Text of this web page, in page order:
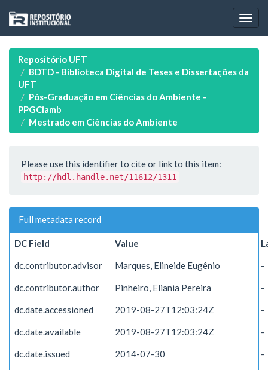
navigation
Repositório UFT
BDTD - Biblioteca Digital de Teses e Dissertações da
UFT
Pós-Graduação em Ciências do Ambiente -
PPGCiamb
Mestrado em Ciências do Ambiente
Please use this identifier to cite or link to this item:
http://hdl.handle.net/11612/1311
Full metadata record
DC Field Value
dc.contributor.advisor Marques, Elineide Eugênio -
dc.contributor.author Pinheiro, Eliania Pereira -
dc.date.accessioned 2019-08-27T12:03:24Z -
dc.date.available 2019-08-27T12:03:24Z -
dc.date.issued 2014-07-30 -